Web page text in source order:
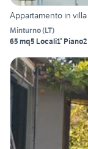
Appartamento in
Minturno(LT)
65 mq5 Locali1° Piano